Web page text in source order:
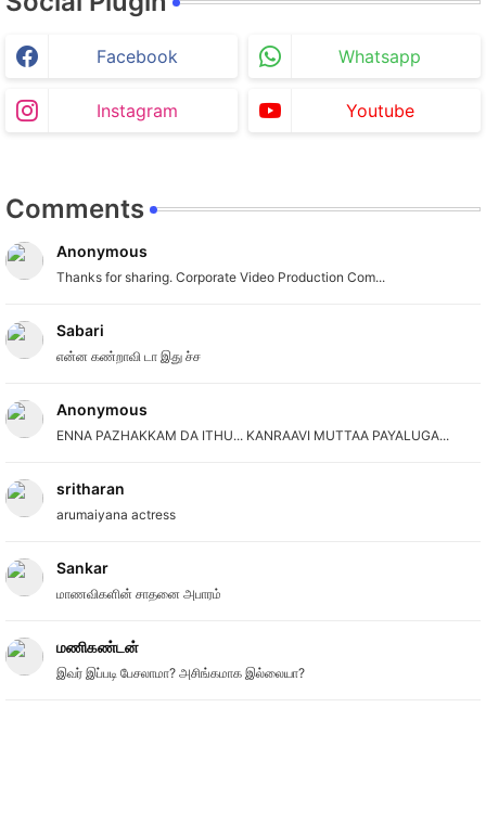
Facebook Whatsapp
Instagram Youtube
Comments
Anonymous
Thanks for sharing. Corporate Video Production Com...
Sabari
என்ன கண்றாவி டா இது ச்ச
Anonymous
ENNA PAZHAKKAM DA ITHU... KANRAAVI MUTTAA PAYALUGA...
sritharan
arumaiyana actress
Sankar
மாணவிகளின் சாதனை அபாரம்
மணிகண்டன்
இவர் இப்படி பேசலாமா? அசிங்கமாக இல்லையா?